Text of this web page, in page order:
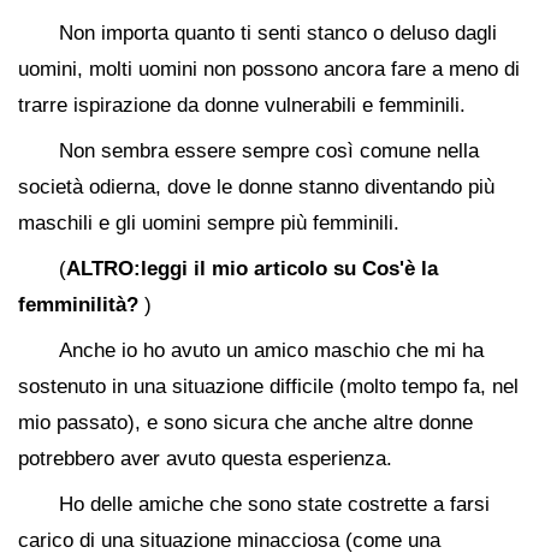
Non importa quanto ti senti stanco o deluso dagli
uomini, molti uomini non possono ancora fare a meno di
trarre ispirazione da donne vulnerabili e femminili.
Non sembra essere sempre così comune nella
società odierna, dove le donne stanno diventando più
maschili e gli uomini sempre più femminili.
(ALTRO:leggi il mio articolo su Cos'è la
femminilità? )
Anche io ho avuto un amico maschio che mi ha
sostenuto in una situazione difficile (molto tempo fa, nel
mio passato), e sono sicura che anche altre donne
potrebbero aver avuto questa esperienza.
Ho delle amiche che sono state costrette a farsi
carico di una situazione minacciosa (come una